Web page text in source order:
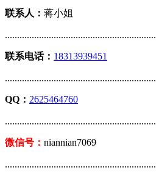
联系人： 蒋小姐
..............................................................
联系电话： 18313939451
..............................................................
QQ： 2625464760
..............................................................
微信号： niannian7069
..............................................................